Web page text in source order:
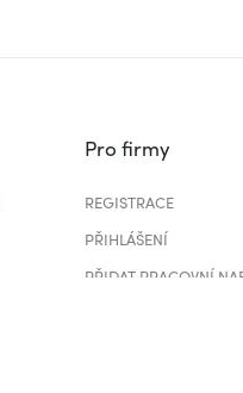
Pro firmy
REGISTRACE
PŘIHLÁŠENÍ
PŘIDAT PRACOVNÍ